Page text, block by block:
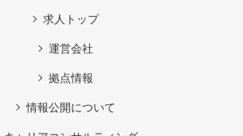
求人トップ
運営会社
拠点情報
情報公開について